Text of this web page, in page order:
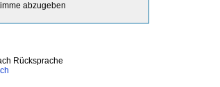
abzugeben
Rücksprache